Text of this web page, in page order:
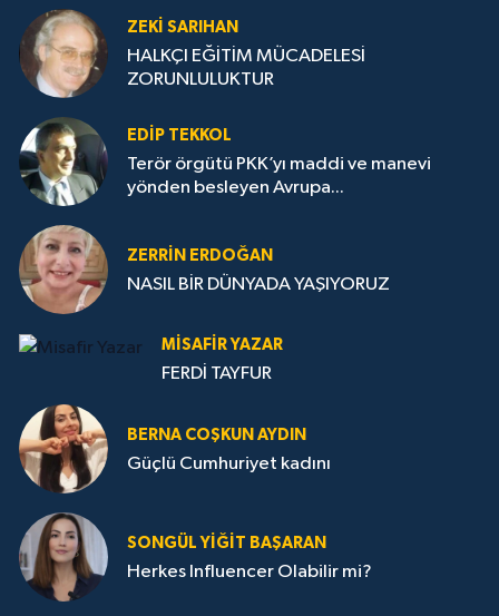
ZEKI SARIHAN
HALKÇI EĞİTİM MÜCADELESİ
ZORUNLULUKTUR
EDIP TEKKOL
Terör örgütü PKK’yı maddi ve manevi
yönden besleyen Avrupa...
ZERRIN ERDOĞAN
NASIL BİR DÜNYADA YAŞIYORUZ
MISAFIR YAZAR
FERDİ TAYFUR
BERNA COŞKUN AYDIN
Güçlü Cumhuriyet kadını
SONGÜL YIĞIT BAŞARAN
Herkes Influencer Olabilir mi?